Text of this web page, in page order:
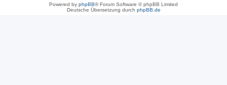
Powered by phpBB® Forum Software © phpBB Limited
Deutsche Übersetzung durch phpBB.de